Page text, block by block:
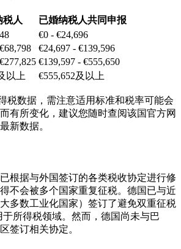
税人
已婚纳税人共同申报
€0 - €24,696
€24,697 - €139,596
€139,597 - €555,650
以上 €555,652及以上
税数据，需注意适用标准和税率可能会
有所变化，建议您随时查阅该国官方网
新数据。
根据与外国签订的各类税收协定进行修
不会被多个国家重复征税。德国已与近
多数工业化国家）签订了避免双重征税
所得税领域。然而，德国尚未与巴
签订相关协定。